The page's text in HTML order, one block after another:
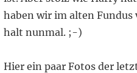
haben wir im alten Fundus
halt nunmal. ;-)
Hier ein paar Fotos der